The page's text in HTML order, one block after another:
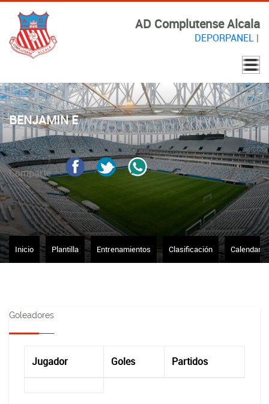
AD Complutense Alcala
DEPORPANEL|
BENJAMIN E
Comparte
Inicio Plantilla Entrenamientos Clasificación Calendario
Goleadores
Jugador Goles Partidos